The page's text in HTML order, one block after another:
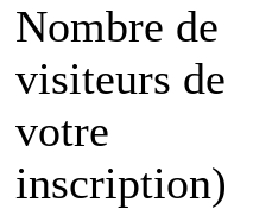
Nombre de
visiteurs de
votre
inscription)